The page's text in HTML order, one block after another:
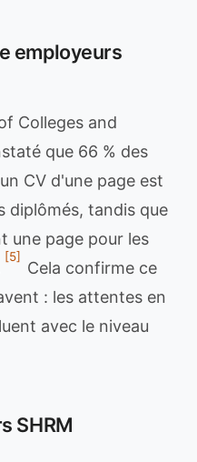
employeurs
Colleges and
que 66 % des
CV d'une page est
diplômés, tandis que
une page pour les
[5]
Cela confirme ce
: les attentes en
avec le niveau
SHRM